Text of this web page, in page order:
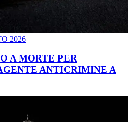
2026
A MORTE PER
ANTICRIMINE A